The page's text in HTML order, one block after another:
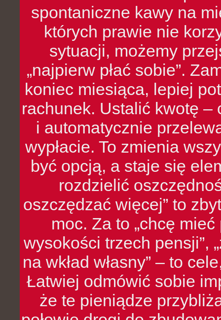
spontaniczne kawy na
których prawie nie
sytuacji, możemy
„najpierw płać sobie”.
koniec miesiąca, lepiej
rachunek. Ustalić kwotę
i automatycznie
wypłacie. To zmienia
być opcją, a staje się
rozdzielić
oszczędzać więcej” to
moc. Za to „chcę
wysokości trzech pensji”,
na wkład własny” – to
Łatwiej odmówić sobie
że te pieniądze